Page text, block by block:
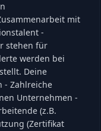
mit
-
stehen für
werden bei
Deine
- Zahlreiche
Unternehmen -
(z.B.
(Zertifikat